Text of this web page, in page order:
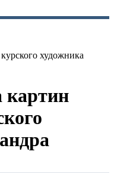
художника
картин